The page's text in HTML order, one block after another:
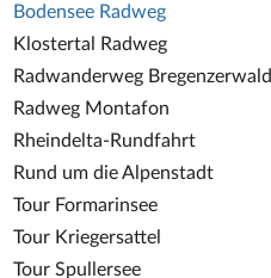
Bodensee Radweg
Klostertal Radweg
Radwanderweg Bregenzerwald
Radweg Montafon
Rheindelta-Rundfahrt
Rund um die Alpenstadt
Tour Formarinsee
Tour Kriegersattel
Tour Spullersee